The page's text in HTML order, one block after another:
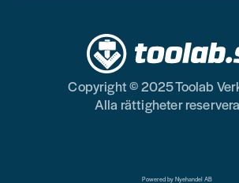
Copyright © 2025 Toolab
Alla rättigheter
Powered by Nyehandel AB